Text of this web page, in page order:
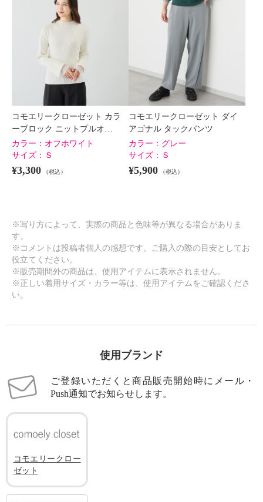
コモエリークローゼット カラ
ーブロック ニットプルオ…
カラー： オフホワイト
サイズ： Ｓ
¥3,300 （税込）
コモエリークローゼット ダイ
アゴナル タックパンツ
カラー： グレー
サイズ： Ｓ
¥5,900 （税込）
※写り方によって、実際の商品と色味等が異なる場合がありま
す。
※コメントは投稿者個人の感想です。ご購入の際の目安としてお
役立てください。
※販売期間外の商品は、使用アイテムに表示されません。
※正しい着用サイズ・カラー等は、使用アイテムをご確認くださ
い。
使用ブランド
ご登録いただくと商品販売開始時にメール・
Push通知でお知らせします。
コモエリークロー
ゼット